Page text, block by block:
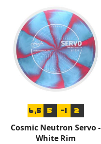
6,5 5 -1 2
Cosmic Neutron Servo -
White Rim